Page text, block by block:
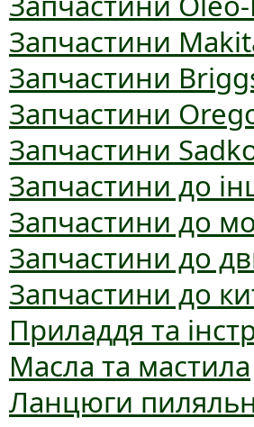
Запчастини
Запчастини
Запчастини
Запчастини
Запчастини до
Запчастини до
Запчастини до
Запчастини до
Приладдя та
Масла та мастила
Ланцюги